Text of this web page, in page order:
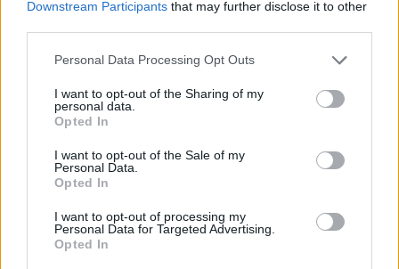
Downstream Participants that may further disclose it to other
Personal Data Processing Opt Outs
I want to opt-out of the Sharing of my
personal data.
Opted In
I want to opt-out of the Sale of my
Personal Data.
Opted In
I want to opt-out of processing my
Personal Data for Targeted Advertising.
Opted In
Bàsquet
directe i recupera les opcions d’ascens
abril 28, 2026
Bàsquet
El Bàsquet Morell acaba amb la ratxa